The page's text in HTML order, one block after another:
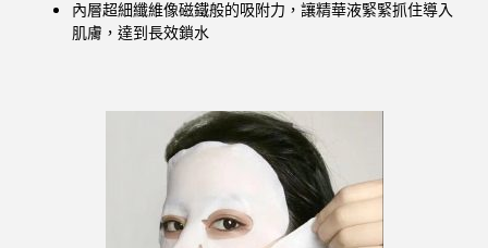
內層超細纖維像磁鐵般的吸附力，讓精華液緊緊抓住導入
肌膚，達到長效鎖水